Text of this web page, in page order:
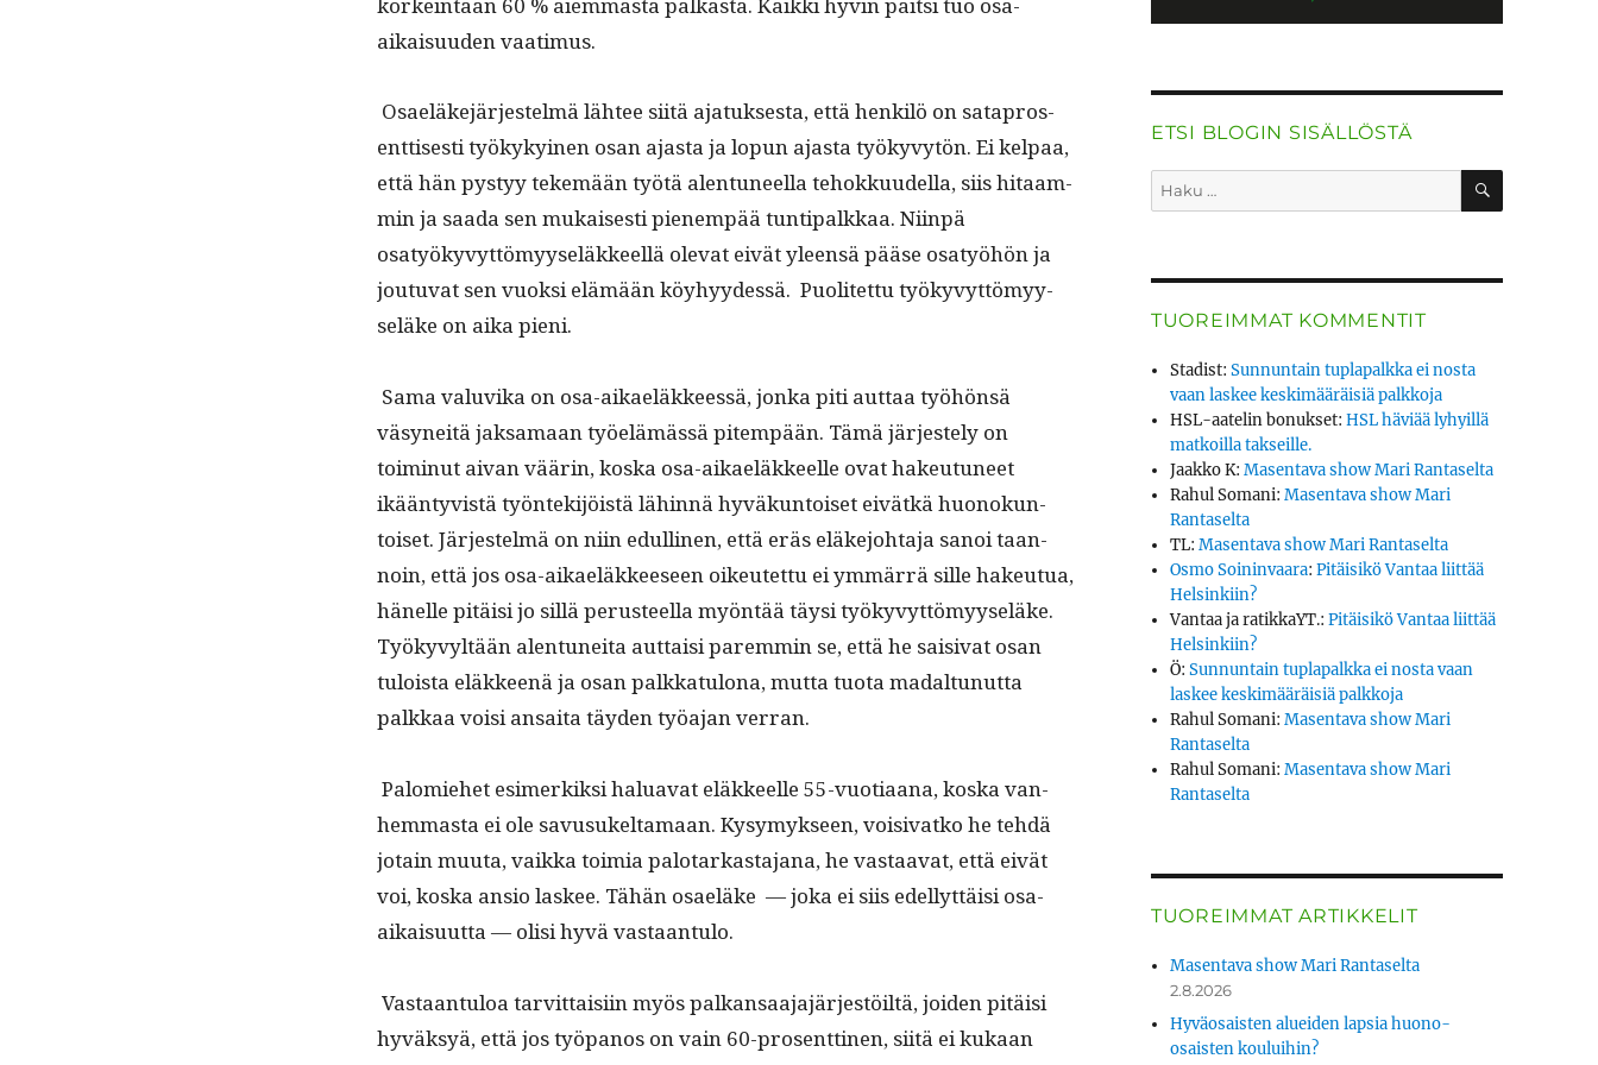
aikaisu­u­den vaatimus.
Osaeläke­jär­jestelmä läh­tee siitä ajatuk­ses­ta, että henkilö on sat­apros­
ent­tis­es­ti työkykyi­nen osan ajas­ta ja lop­un ajas­ta työkyvytön. Ei kel­paa,
että hän pystyy tekemään työtä alen­tuneel­la tehokku­udel­la, siis hitaam­
min ja saa­da sen mukaises­ti pienem­pää tun­tipalkkaa. Niin­pä
osatyökyvyt­tömyy­seläk­keel­lä ole­vat eivät yleen­sä pääse osatyöhön ja
joutu­vat sen vuok­si elämään köy­hyy­dessä. Puo­litet­tu työkyvyt­tömyy­
seläke on aika pieni.
Sama val­u­vi­ka on osa-aikaeläk­keessä, jon­ka piti aut­taa työhön­sä
väsyneitä jak­samaan työelämässä pitem­pään. Tämä jär­jeste­ly on
toimin­ut aivan väärin, kos­ka osa-aikaeläk­keelle ovat hakeu­tuneet
ikään­tyvistä työn­tek­i­jöistä lähin­nä hyväkun­toiset eivätkä huonokun­
toiset. Jär­jestelmä on niin edulli­nen, että eräs eläke­jo­hta­ja sanoi taan­
noin, että jos osa-aikaeläk­keeseen oikeutet­tu ei ymmär­rä sille hakeu­tua,
hänelle pitäisi jo sil­lä perus­teel­la myön­tää täysi työkyvyt­tömyy­seläke.
Työkyvyltään alen­tunei­ta aut­taisi parem­min se, että he saisi­vat osan
tuloista eläk­keenä ja osan palkkat­u­lona, mut­ta tuo­ta madal­tunut­ta
palkkaa voisi ansai­ta täy­den työa­jan verran.
Palomiehet esimerkik­si halu­a­vat eläk­keelle 55-vuo­ti­aana, kos­ka van­
hem­mas­ta ei ole savusukelta­maan. Kysymyk­seen, voisi­vatko he tehdä
jotain muu­ta, vaik­ka toimia palotarkas­ta­jana, he vas­taa­vat, että eivät
voi, kos­ka ansio las­kee. Tähän osaeläke — joka ei siis edel­lyt­täisi osa-
aikaisu­ut­ta — olisi hyvä vastaantulo.
Vas­taan­tu­loa tarvit­taisi­in myös palka­nsaa­ja­jär­jestöiltä, joiden pitäisi
hyväksyä, että jos työ­panos on vain 60-pros­ent­ti­nen, siitä ei kukaan
ETSI BLOGIN SISÄLLÖSTÄ
Etsi: HAKU
TUOREIMMAT KOMMENTIT
Stadist:Sunnuntain tuplapalkka ei nosta
vaan laskee keskimääräisiä palkkoja
HSL-aatelin bonukset:HSL häviää lyhyillä
matkoilla takseille.
Jaakko K:Masentava show Mari Rantaselta
Rahul Somani:Masentava show Mari
Rantaselta
TL:Masentava show Mari Rantaselta
Osmo Soininvaara:Pitäisikö Vantaa liittää
Helsinkiin?
Vantaa ja ratikkaYT.:Pitäisikö Vantaa liittää
Helsinkiin?
Ö:Sunnuntain tuplapalkka ei nosta vaan
laskee keskimääräisiä palkkoja
Rahul Somani:Masentava show Mari
Rantaselta
Rahul Somani:Masentava show Mari
Rantaselta
TUOREIMMAT ARTIKKELIT
Masentava show Mari Rantaselta
2.8.2026
Hyväosaisten alueiden lapsia huono-
osaisten kouluihin?